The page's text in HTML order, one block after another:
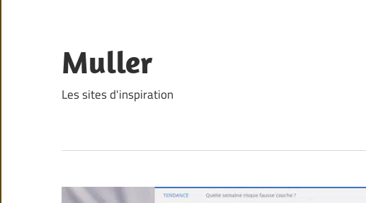
content
Muller
Les sites d'inspiration